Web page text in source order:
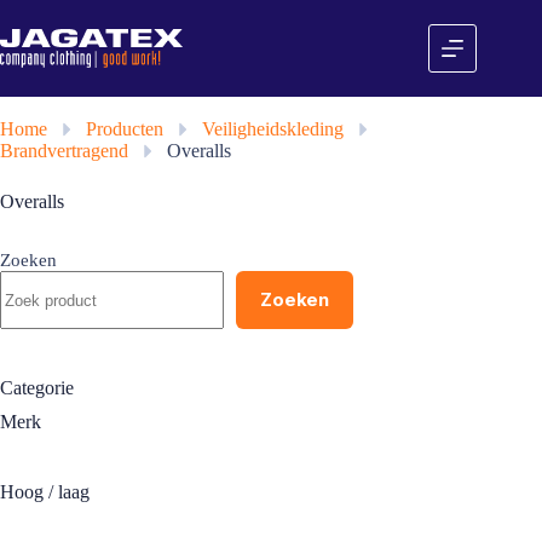
naar
de
inhoud
Home » Producten » Veiligheidskleding
»
Brandvertragend
» Overalls
Overalls
Zoeken
Zoeken
Categorie
Merk
Hoog / laag